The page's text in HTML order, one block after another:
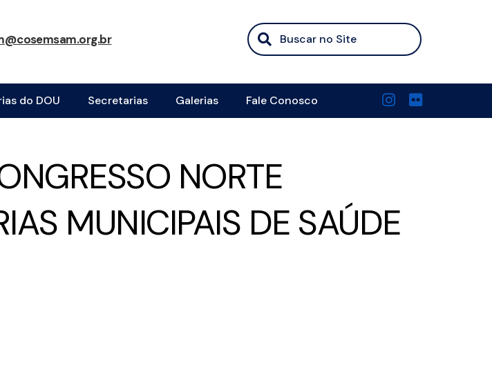
do DOU Secretarias Galerias Fale Conosco
NORTE
MUNICIPAIS DE SAÚDE